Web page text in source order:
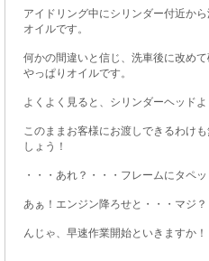
アイドリング中にシリンダー付近か
オイルです。
何かの間違いと信じ、洗車後に改め
やっぱりオイルです。
よくよく見ると、シリンダーヘッド
このままお客様にお渡しできるわけ
しょう！
・・・あれ？・・・フレームにタペ
あぁ！エンジン降ろせと・・・マジ？
んじゃ、早速作業開始といきますか！